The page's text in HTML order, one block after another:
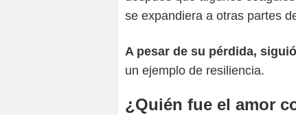
se expandiera a otras partes
A pesar de su pérdida,
un ejemplo de resiliencia.
¿Quién fue el amor